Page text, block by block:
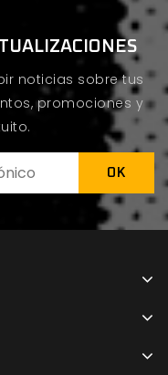
noticias sobre tus
promociones y